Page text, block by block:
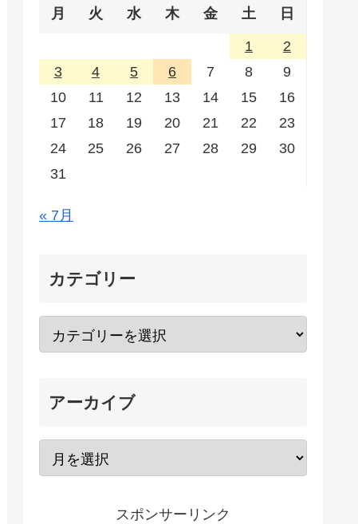
月 火 水 木 金 土 日
1
2
3
4 5 6 7 8
9
10
11 12 13 14 15
16
17
18 19 20 21 22
23
24
25 26 27 28 29
30
31
« 7月
カテゴリー
アーカイブ
スポンサーリンク